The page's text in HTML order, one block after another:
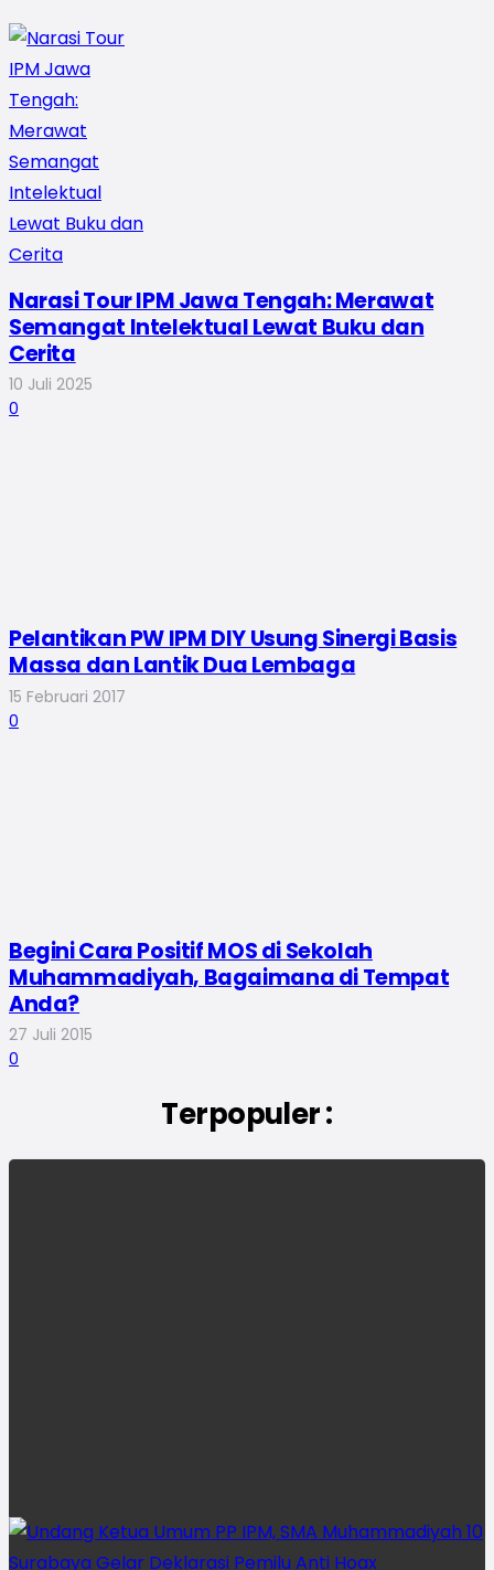
Narasi Tour IPM Jawa Tengah: Merawat
Semangat Intelektual Lewat Buku dan
Cerita
10 Juli 2025
0
Pelantikan PW IPM DIY Usung Sinergi Basis
Massa dan Lantik Dua Lembaga
15 Februari 2017
0
Begini Cara Positif MOS di Sekolah
Muhammadiyah, Bagaimana di Tempat
Anda?
27 Juli 2015
0
Terpopuler :